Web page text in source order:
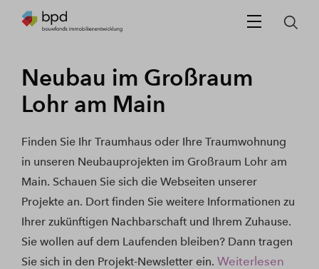
Neubau im Großraum
Lohr am Main
Finden Sie Ihr Traumhaus oder Ihre Traumwohnung
in unseren Neubauprojekten im Großraum Lohr am
Main. Schauen Sie sich die Webseiten unserer
Projekte an. Dort finden Sie weitere Informationen zu
Ihrer zukünftigen Nachbarschaft und Ihrem Zuhause.
Sie wollen auf dem Laufenden bleiben? Dann tragen
Sie sich in den Projekt-Newsletter ein. Weiterlesen